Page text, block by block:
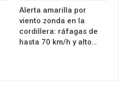
Alerta amarilla por
viento zonda en la
cordillera: ráfagas de
hasta 70 km/h y alto…